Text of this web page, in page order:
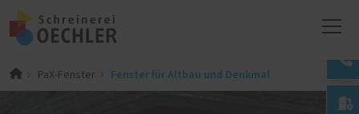
PaX-Fenster Fenster für Altbau und Denkmal
